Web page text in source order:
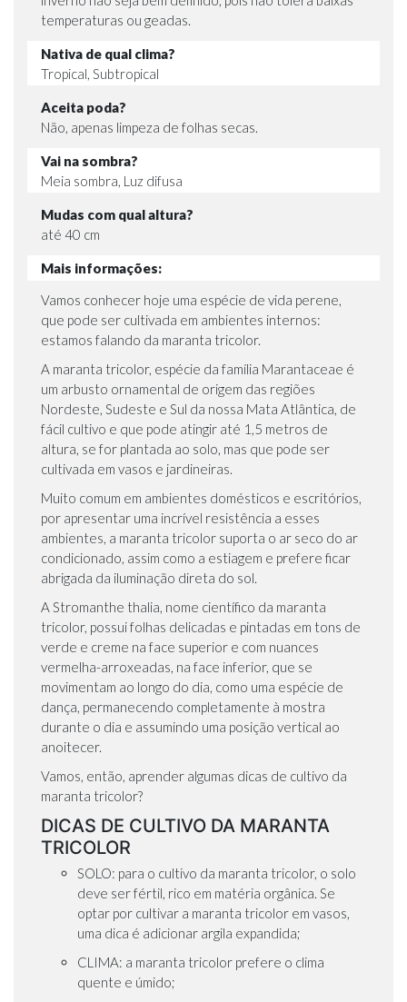
temperaturas ou geadas.
Nativa de qual clima?
Tropical, Subtropical
Aceita poda?
Não, apenas limpeza de folhas secas.
Vai na sombra?
Meia sombra, Luz difusa
Mudas com qual altura?
até 40 cm
Mais informações:
Vamos conhecer hoje uma espécie de vida perene,
que pode ser cultivada em ambientes internos:
estamos falando da maranta tricolor.
A maranta tricolor, espécie da família Marantaceae é
um arbusto ornamental de origem das regiões
Nordeste, Sudeste e Sul da nossa Mata Atlântica, de
fácil cultivo e que pode atingir até 1,5 metros de
altura, se for plantada ao solo, mas que pode ser
cultivada em vasos e jardineiras.
Muito comum em ambientes domésticos e escritórios,
por apresentar uma incrível resistência a esses
ambientes, a maranta tricolor suporta o ar seco do ar
condicionado, assim como a estiagem e prefere ficar
abrigada da iluminação direta do sol.
A Stromanthe thalia, nome científico da maranta
tricolor, possui folhas delicadas e pintadas em tons de
verde e creme na face superior e com nuances
vermelha-arroxeadas, na face inferior, que se
movimentam ao longo do dia, como uma espécie de
dança, permanecendo completamente à mostra
durante o dia e assumindo uma posição vertical ao
anoitecer.
Vamos, então, aprender algumas dicas de cultivo da
maranta tricolor?
DICAS DE CULTIVO DA MARANTA
TRICOLOR
SOLO: para o cultivo da maranta tricolor, o solo
deve ser fértil, rico em matéria orgânica. Se
optar por cultivar a maranta tricolor em vasos,
uma dica é adicionar argila expandida;
CLIMA: a maranta tricolor prefere o clima
quente e úmido;